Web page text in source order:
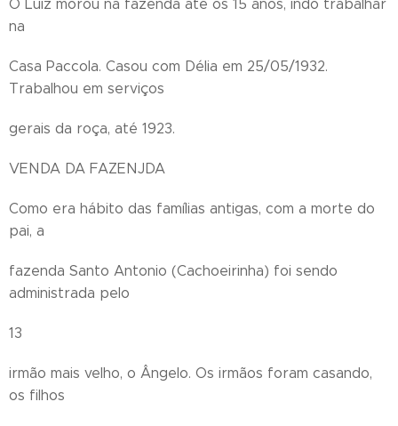
O Luiz morou na fazenda até os 15 anos, indo trabalhar
na
Casa Paccola. Casou com Délia em 25/05/1932.
Trabalhou em serviços
gerais da roça, até 1923.
VENDA DA FAZENJDA
Como era hábito das famílias antigas, com a morte do
pai, a
fazenda Santo Antonio (Cachoeirinha) foi sendo
administrada pelo
13
irmão mais velho, o Ângelo. Os irmãos foram casando,
os filhos